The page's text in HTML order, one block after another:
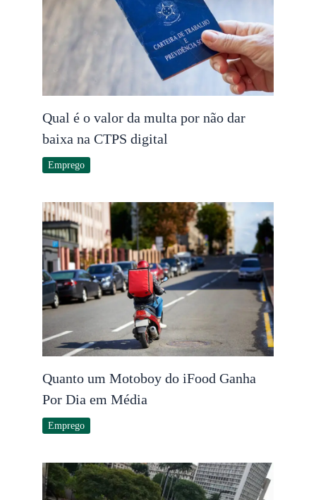
Qual é o valor da multa por não dar
baixa na CTPS digital
Emprego
Quanto um Motoboy do iFood Ganha
Por Dia em Média
Emprego